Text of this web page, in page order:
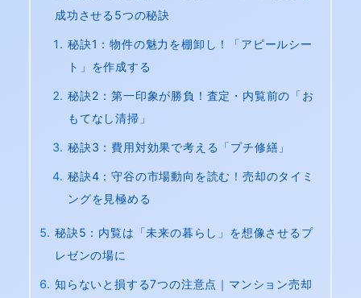
成功させる5つの秘訣
秘訣1：物件の魅力を棚卸し！「アピールシー
ト」を作成する
秘訣2：第一印象が勝負！査定・内覧前の「お
もてなし清掃」
秘訣3：費用対効果で考える「プチ修繕」
秘訣4：守谷の市場動向を読む！売却のタイミ
ングを見極める
秘訣5：内覧は「未来の暮らし」を想像させるプ
レゼンの場に
知らないと損する7つの注意点｜マンション売却